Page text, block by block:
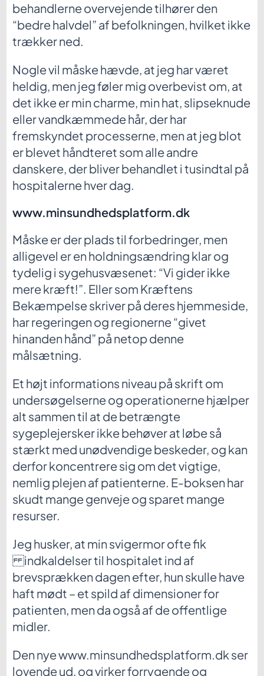
behandlerne overvejende tilhører den
“bedre halvdel” af befolkningen, hvilket ikke
trækker ned.
Nogle vil måske hævde, at jeg har været
heldig, men jeg føler mig overbevist om, at
det ikke er min charme, min hat, slipseknude
eller vandkæmmede hår, der har
fremskyndet processerne, men at jeg blot
er blevet håndteret som alle andre
danskere, der bliver behandlet i tusindtal på
hospitalerne hver dag.
www.minsundhedsplatform.dk
Måske er der plads til forbedringer, men
alligevel er en holdningsændring klar og
tydelig i sygehusvæsenet: “Vi gider ikke
mere kræft!”. Eller som Kræftens
Bekæmpelse skriver på deres hjemmeside,
har regeringen og regionerne “givet
hinanden hånd” på netop denne
målsætning.
Et højt informations niveau på skrift om
undersøgelserne og operationerne hjælper
alt sammen til at de betrængte
sygeplejersker ikke behøver at løbe så
stærkt med unødvendige beskeder, og kan
derfor koncentrere sig om det vigtige,
nemlig plejen af patienterne. E-boksen har
skudt mange genveje og sparet mange
resurser.
Jeg husker, at min svigermor ofte fik
indkaldelser til hospitalet ind af
brevsprækken dagen efter, hun skulle have
haft mødt – et spild af dimensioner for
patienten, men da også af de offentlige
midler.
Den nye www.minsundhedsplatform.dk ser
lovende ud, og virker forrygende og